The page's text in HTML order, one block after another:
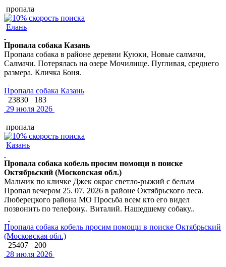
пропала
Елань
Пропала собака Казань
Пропала собака в районе деревни Куюки, Новые салмачи,
Салмачи. Потерялась на озере Мочилище. Пугливая, среднего
размера. Кличка Боня.
Пропала собака Казань
23830
183
29 июля 2026
пропала
Казань
Пропала собака кобель просим помощи в поиске
Октябрьский (Московская обл.)
Мальчик по кличке Джек окрас светло-рыжий с белым
Пропал вечером 25. 07. 2026 в районе Октябрьского леса.
Люберецкого района МО Просьба всем кто его видел
позвонить по телефону.. Виталий. Нашедшему собаку..
Пропала собака кобель просим помощи в поиске Октябрьский
(Московская обл.)
25407
200
28 июля 2026